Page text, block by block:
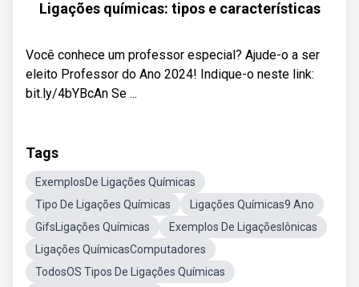
Ligações químicas: tipos e características
Você conhece um professor especial? Ajude-o a ser
eleito Professor do Ano 2024! Indique-o neste link:
bit.ly/4bYBcAn Se ...
Tags
ExemplosDe Ligações Químicas
Tipo De Ligações Químicas
Ligações Químicas9 Ano
GifsLigações Químicas
Exemplos De LigaçõesIônicas
Ligações QuímicasComputadores
TodosOS Tipos De Ligações Químicas